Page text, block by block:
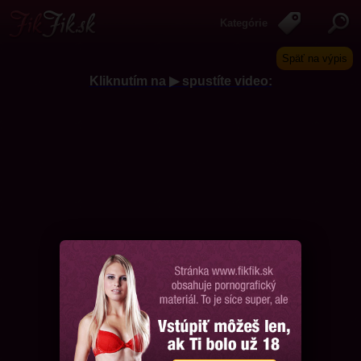
Späť na výpis
Kliknutím na ▶ spustíte video:
Chcem ďalšie videá, prosím